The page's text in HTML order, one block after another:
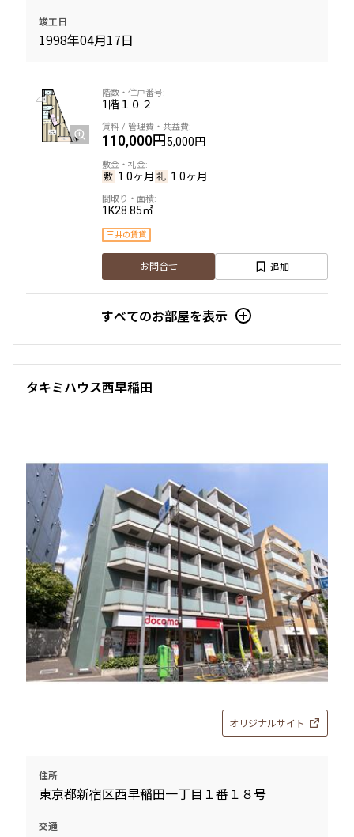
1R〜1K
2LDK
専有面積
〜
3年以内
10年以内
20年以内
25年以内
30年以内
駅から徒歩
指定なし
3分以内
他条件
当社限定物件
専任物件
三井の賃貸物件
申込無し物件のみ表示
ペット可・相談
楽器可・相談
入居可能日
できます
竣工日
1998年04月17日
1階１０２
110,000円5,000円
1.0ヶ月 1.0ヶ月
1K28.85㎡
三井の賃貸
お問合せ 追加
すべてのお部屋を表示
タキミハウス西早稲田
オリジナルサイト
住所
東京都新宿区西早稲田一丁目１番１８号
交通